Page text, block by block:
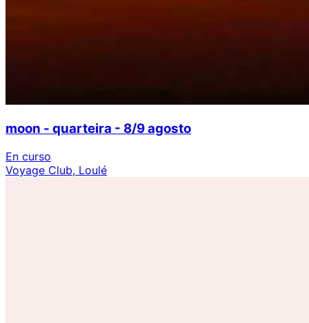
moon - quarteira - 8/9 agosto
En curso
Voyage Club, Loulé